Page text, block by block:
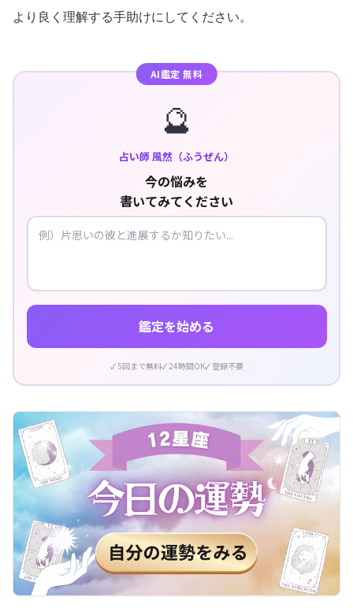
より良く理解する手助けにしてください。
AI鑑定 無料
🔮
占い師 風然（ふうぜん）
今の悩みを
書いてみてください
鑑定を始める
5回まで無料 24時間OK 登録不要